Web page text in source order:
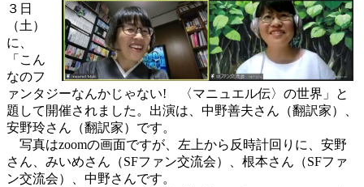
３日
（土）
に、
「こん
なのフ
ァンタジーなんかじゃない! 〈マニュエル伝〉の世界」と
題して開催されました。出演は、中野善夫さん（翻訳家）、
安野玲さん（翻訳家）です。
写真はzoomの画面ですが、左上から反時計回りに、安野
さん、みいめさん（SFファン交流会）、根本さん（SFファ
ン交流会）、中野さんです。